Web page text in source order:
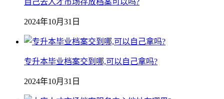
2024年10月31日
专升本毕业档案交到哪,可以自己拿吗?
2024年10月31日